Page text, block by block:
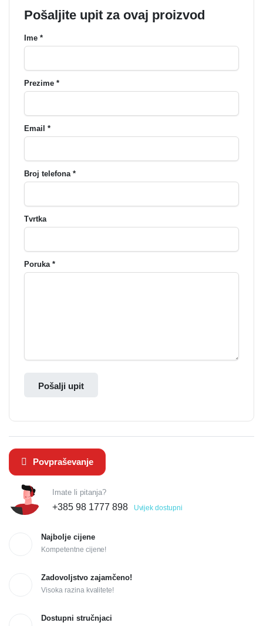
Pošaljite upit za ovaj proizvod
Ime *
Prezime *
Email *
Broj telefona *
Tvrtka
Poruka *
Pošalji upit
Povpraševanje
Imate li pitanja?
+385 98 1777 898 Uvijek dostupni
Najbolje cijene
Kompetentne cijene!
Zadovoljstvo zajamčeno!
Visoka razina kvalitete!
Dostupni stručnjaci